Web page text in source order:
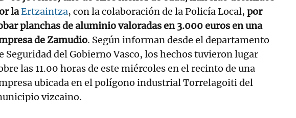
laErtzaintza, con la colaboración de la Policía Local, por
planchas de aluminio valoradas en 3.000 euros en una
de Zamudio. Según informan desde el departamento
Seguridad del Gobierno Vasco, los hechos tuvieron lugar
las 11.00 horas de este miércoles en el recinto de una
ubicada en el polígono industrial Torrelagoiti del
vizcaino.